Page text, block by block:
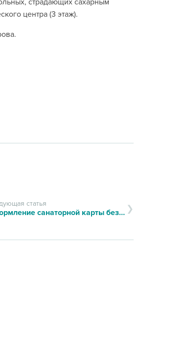
страдающих сахарным
центра (3 этаж).
статья
Оформление санаторной карты без очередей